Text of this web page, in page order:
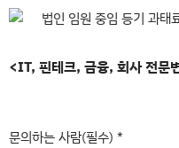
<IT, 핀테크, 금융, 회사 전문
문의하는 사람(필수) *